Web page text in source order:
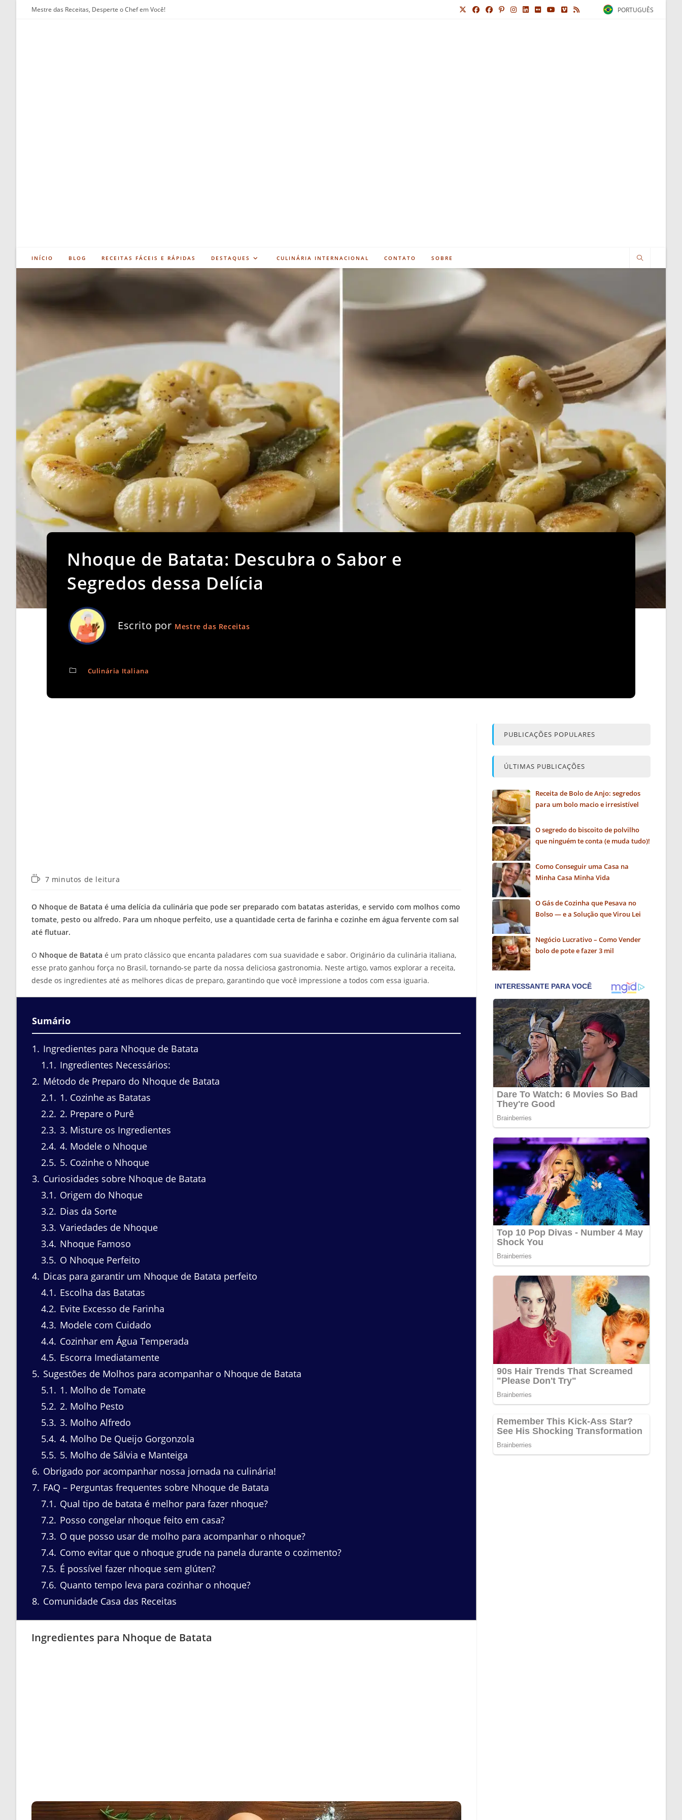
Mestre das Receitas, Desperte o Chef em Você! PORTUGUÊS
INÍCIO BLOG RECEITAS FÁCEIS E RÁPIDAS DESTAQUES CULINÁRIA INTERNACIONAL CONTATO SOBRE
Nhoque de Batata: Descubra o Sabor e
Segredos dessa Delícia
Escrito por Mestre das Receitas
Culinária Italiana
Tempo7 minutos de leitura
O Nhoque de Batata é uma delícia da culinária que pode ser preparado com batatas asteridas, e servido com molhos como
tomate, pesto ou alfredo. Para um nhoque perfeito, use a quantidade certa de farinha e cozinhe em água fervente com sal
até flutuar.
O Nhoque de Batata é um prato clássico que encanta paladares com sua suavidade e sabor. Originário da culinária italiana,
esse prato ganhou força no Brasil, tornando-se parte da nossa deliciosa gastronomia. Neste artigo, vamos explorar a receita,
desde os ingredientes até as melhores dicas de preparo, garantindo que você impressione a todos com essa iguaria.
Sumário
1
Ingredientes para Nhoque de Batata
1.1
Ingredientes Necessários:
2 Método de Preparo do Nhoque de Batata
2.1
1. Cozinhe as Batatas
2.2 2. Prepare o Purê
2.3 3. Misture os Ingredientes
2.4 4. Modele o Nhoque
2.5 5. Cozinhe o Nhoque
3 Curiosidades sobre Nhoque de Batata
3.1
Origem do Nhoque
3.2 Dias da Sorte
3.3 Variedades de Nhoque
3.4 Nhoque Famoso
3.5 O Nhoque Perfeito
4 Dicas para garantir um Nhoque de Batata perfeito
4.1
Escolha das Batatas
4.2 Evite Excesso de Farinha
4.3 Modele com Cuidado
4.4 Cozinhar em Água Temperada
4.5 Escorra Imediatamente
5 Sugestões de Molhos para acompanhar o Nhoque de Batata
5.1
1. Molho de Tomate
5.2 2. Molho Pesto
5.3 3. Molho Alfredo
5.4 4. Molho De Queijo Gorgonzola
5.5 5. Molho de Sálvia e Manteiga
6 Obrigado por acompanhar nossa jornada na culinária!
7 FAQ – Perguntas frequentes sobre Nhoque de Batata
7.1
Qual tipo de batata é melhor para fazer nhoque?
7.2 Posso congelar nhoque feito em casa?
7.3 O que posso usar de molho para acompanhar o nhoque?
7.4 Como evitar que o nhoque grude na panela durante o cozimento?
7.5 É possível fazer nhoque sem glúten?
7.6 Quanto tempo leva para cozinhar o nhoque?
8 Comunidade Casa das Receitas
Ingredientes para Nhoque de Batata
PUBLICAÇÕES POPULARES
ÚLTIMAS PUBLICAÇÕES
Receita de Bolo de Anjo: segredos
para um bolo macio e irresistível
O segredo do biscoito de polvilho
que ninguém te conta (e muda tudo)!
Como Conseguir uma Casa na
Minha Casa Minha Vida
O Gás de Cozinha que Pesava no
Bolso — e a Solução que Virou Lei
Negócio Lucrativo – Como Vender
bolo de pote e fazer 3 mil